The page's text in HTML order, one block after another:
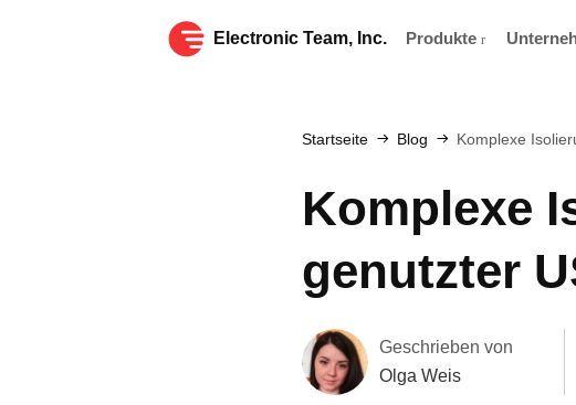
Electronic Team, Inc. Produkte
Startseite Blog Komplexe
Komplexe
genutzter
Geschrieben von
Olga Weis